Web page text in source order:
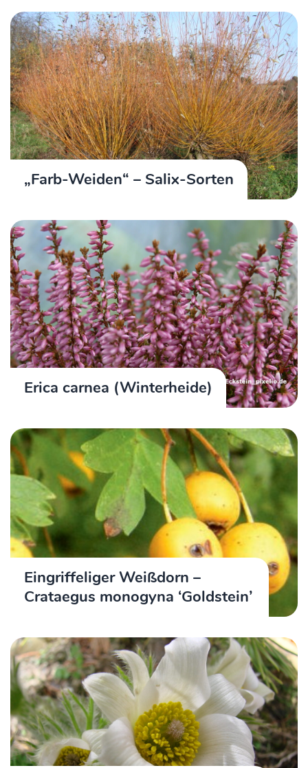
„Farb-Weiden“ – Salix-Sorten
Erica carnea (Winterheide)
Eingriffeliger Weißdorn –
Crataegus monogyna ‘Goldstein’